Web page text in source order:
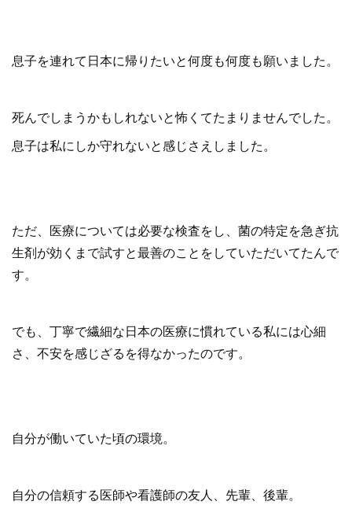
息子を連れて日本に帰りたいと何度も何度も願いました。
死んでしまうかもしれないと怖くてたまりませんでした。
息子は私にしか守れないと感じさえしました。
ただ、医療については必要な検査をし、菌の特定を急ぎ抗
生剤が効くまで試すと最善のことをしていただいてたんで
す。
でも、丁寧で繊細な日本の医療に慣れている私には心細
さ、不安を感じざるを得なかったのです。
自分が働いていた頃の環境。
自分の信頼する医師や看護師の友人、先輩、後輩。